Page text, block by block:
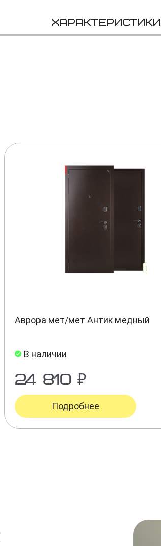
Характеристики
Аврора мет/мет Антик медный
В наличии
24 810 ₽
Подробнее